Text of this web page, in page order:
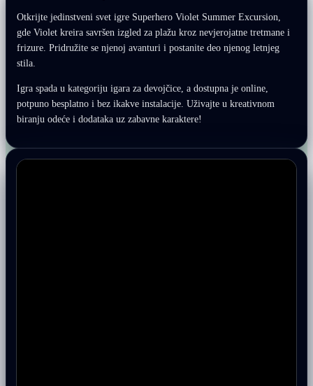
Otkrijte jedinstveni svet igre Superhero Violet Summer Excursion,
gde Violet kreira savršen izgled za plažu kroz nevjerojatne tretmane i
frizure. Pridružite se njenoj avanturi i postanite deo njenog letnjeg
stila.
Igra spada u kategoriju igara za devojčice, a dostupna je online,
potpuno besplatno i bez ikakve instalacije. Uživajte u kreativnom
biranju odeće i dodataka uz zabavne karaktere!